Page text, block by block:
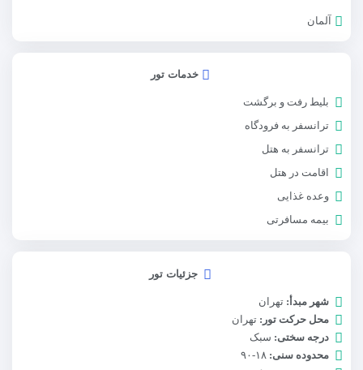
آلمان
خدمات تور
بلیط رفت و برگشت
ترانسفر به فرودگاه
ترانسفر به هتل
اقامت در هتل
وعده غذایی
بیمه مسافرتی
جزئیات تور
شهر مبدأ: تهران
محل حرکت تور: تهران
درجه سختی: سبک
محدوده سنی: ۱۸-۹۰